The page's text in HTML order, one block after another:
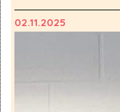
02.11.2025